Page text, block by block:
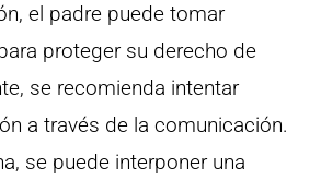
el padre puede tomar
proteger su derecho de
se recomienda intentar
a través de la comunicación.
se puede interponer una